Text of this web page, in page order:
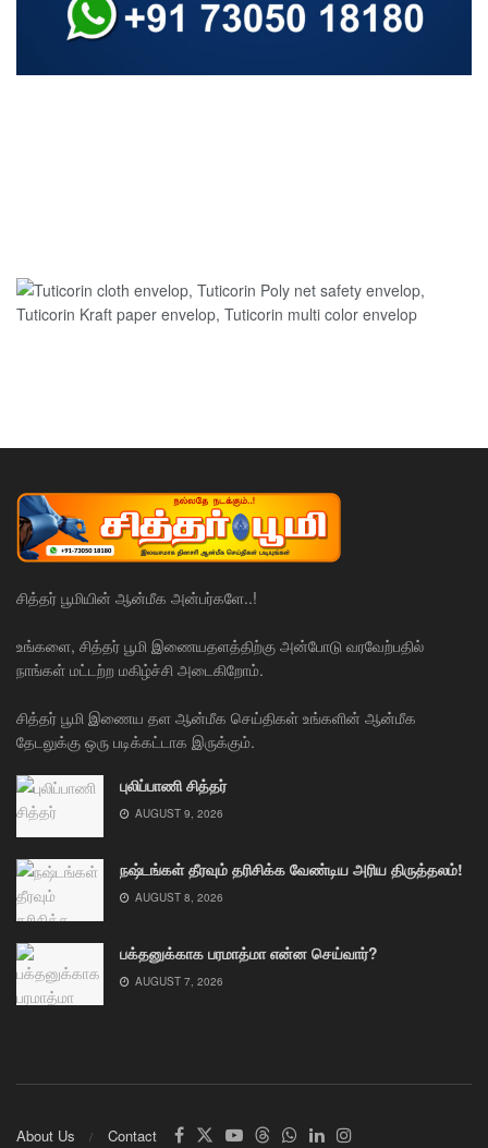
சித்தர் பூமியின் ஆன்மீக அன்பர்களே..!
உங்களை, சித்தர் பூமி இணையதளத்திற்கு அன்போடு வரவேற்பதில்
நாங்கள் மட்டற்ற மகிழ்ச்சி அடைகிறோம்.
சித்தர் பூமி இணைய தள ஆன்மீக செய்திகள் உங்களின் ஆன்மீக
தேடலுக்கு ஒரு படிக்கட்டாக இருக்கும்.
புலிப்பாணி சித்தர்
AUGUST 9, 2026
நஷ்டங்கள் தீரவும் தரிசிக்க வேண்டிய அரிய திருத்தலம்!
AUGUST 8, 2026
பக்தனுக்காக பரமாத்மா என்ன செய்வார்?
AUGUST 7, 2026
About Us Contact